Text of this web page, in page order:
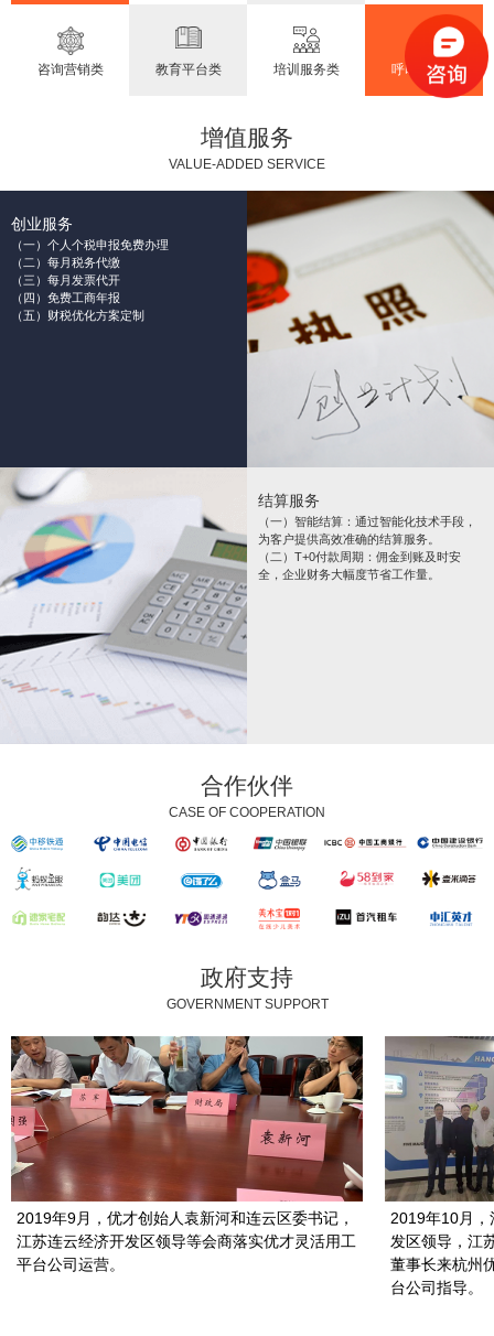
咨询营销类 教育平台类 培训服务类 呼叫中心类
增值服务
VALUE-ADDED SERVICE
创业服务
（一）个人个税申报免费办理
（二）每月税务代缴
（三）每月发票代开
（四）免费工商年报
（五）财税优化方案定制
结算服务
（一）智能结算：通过智能化技术手段，
为客户提供高效准确的结算服务。
（二）T+0付款周期：佣金到账及时安
全，企业财务大幅度节省工作量。
合作伙伴
CASE OF COOPERATION
政府支持
GOVERNMENT SUPPORT
2019年9月，优才创始人袁新河和连云区委书记，
江苏连云经济开发区领导等会商落实优才灵活用工
平台公司运营。
2019年10月，
发区领导，江
董事长来杭州
台公司指导。